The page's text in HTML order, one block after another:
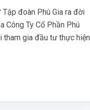
đoàn Phú Gia ra đời
Công Ty Cổ Phần Phú
tham gia đầu tư thực hiện